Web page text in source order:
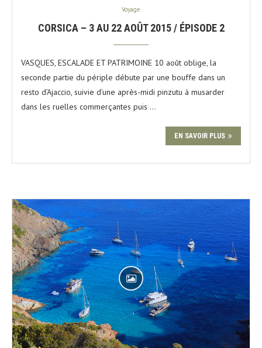
Voyage
CORSICA – 3 AU 22 AOÛT 2015 / ÉPISODE 2
VASQUES, ESCALADE ET PATRIMOINE 10 août oblige, la
seconde partie du périple débute par une bouffe dans un
resto d’Ajaccio, suivie d’une après-midi pinzutu à musarder
dans les ruelles commerçantes puis …
EN SAVOIR PLUS